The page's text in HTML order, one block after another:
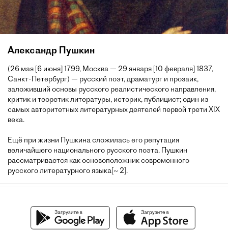
Александр Пушкин
(26 мая [6 июня] 1799, Москва — 29 января [10 февраля] 1837,
Санкт-Петербург) — русский поэт, драматург и прозаик,
заложивший основы русского реалистического направления,
критик и теоретик литературы, историк, публицист; один из
самых авторитетных литературных деятелей первой трети XIX
века.
Ещё при жизни Пушкина сложилась его репутация
величайшего национального русского поэта. Пушкин
рассматривается как основоположник современного
русского литературного языка[~ 2].